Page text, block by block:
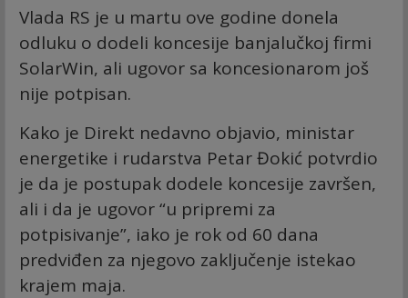
Vlada RS je u martu ove godine donela
odluku o dodeli koncesije banjalučkoj firmi
SolarWin, ali ugovor sa koncesionarom još
nije potpisan.
Kako je Direkt nedavno objavio, ministar
energetike i rudarstva Petar Đokić potvrdio
je da je postupak dodele koncesije završen,
ali i da je ugovor “u pripremi za
potpisivanje”, iako je rok od 60 dana
predviđen za njegovo zaključenje istekao
krajem maja.